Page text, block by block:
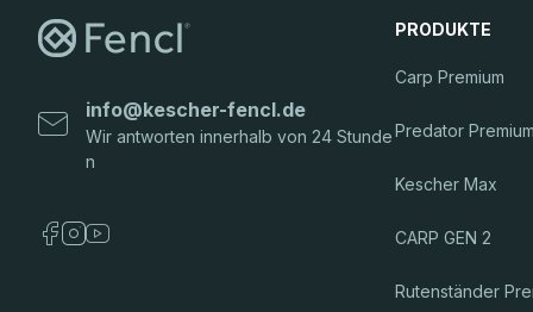
info@kescher-fencl.de
PRODUKTE
Carp Premium
Predator
Kescher Max
CARP GEN 2
Rutenständer